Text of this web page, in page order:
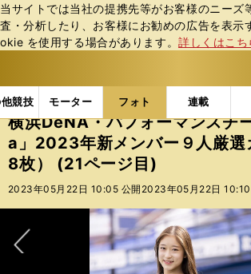
当サイトでは当社の提携先等がお客様のニーズ
査・分析したり、お客様にお勧めの広告を表⽰
okie を使⽤する場合があります。詳しくはこち
競技 モーター フォト 連載
b
ス
ポ
ル
テ
ー
バ
フォトギャラリー 横浜DeNA・パ
横浜DeNA・パフォーマンスチ
a」2023年新メンバー９人厳選
8枚） (21ページ目)
2023年05月22日 10:05 公開 2023年05月22日